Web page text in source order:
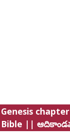
Genesis
Bible ||